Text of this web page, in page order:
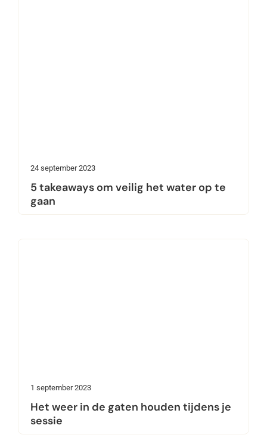
24 september 2023
5 takeaways om veilig het water op te
gaan
1 september 2023
Het weer in de gaten houden tijdens je
sessie